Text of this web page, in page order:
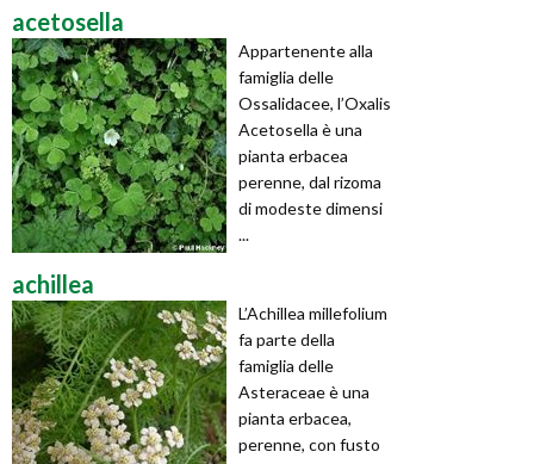
acetosella
Appartenente alla
famiglia delle
Ossalidacee, l’Oxalis
Acetosella è una
pianta erbacea
perenne, dal rizoma
di modeste dimensi
...
achillea
L’Achillea millefolium
fa parte della
famiglia delle
Asteraceae è una
pianta erbacea,
perenne, con fusto